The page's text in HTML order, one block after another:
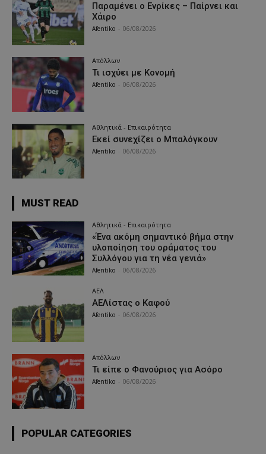
Παραμένει ο Ενρίκες – Παίρνει και
Χάιρο
Afentiko 06/08/2026
Απόλλων
Τι ισχύει με Κονομή
Afentiko 06/08/2026
Αθλητικά - Επικαιρότητα
Εκεί συνεχίζει ο Μπαλόγκουν
Afentiko 06/08/2026
MUST READ
Αθλητικά - Επικαιρότητα
«Ένα ακόμη σημαντικό βήμα στην
υλοποίηση του οράματος του
Συλλόγου για τη νέα γενιά»
Afentiko 06/08/2026
ΑΕΛ
ΑΕΛίστας ο Καφού
Afentiko 06/08/2026
Απόλλων
Τι είπε ο Φανούριος για Ασόρο
Afentiko 06/08/2026
POPULAR CATEGORIES